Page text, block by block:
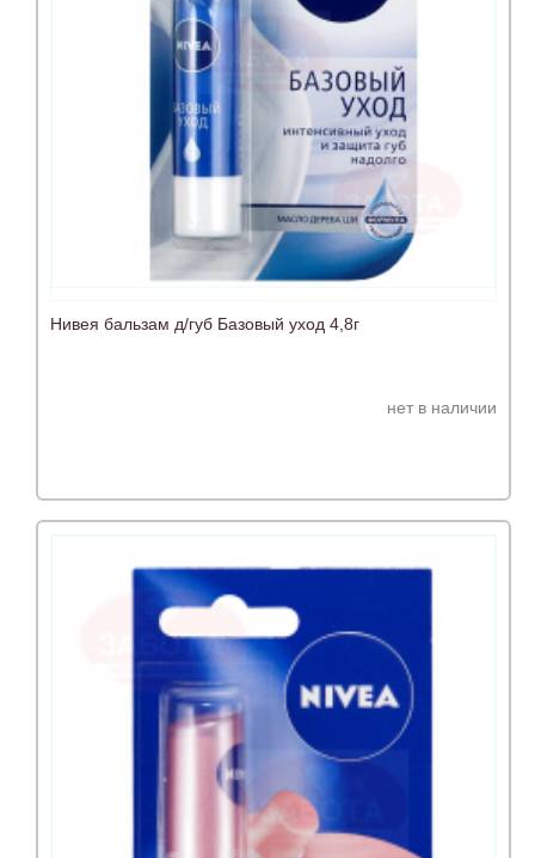
Нивея бальзам д/губ Базовый уход 4,8г
нет в наличии